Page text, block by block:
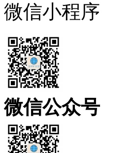
微信小程序
微信公众号